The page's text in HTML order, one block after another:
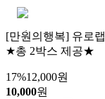
[만원의행복] 유로
★총 2박스 제공★
17%12,000원
10,000원